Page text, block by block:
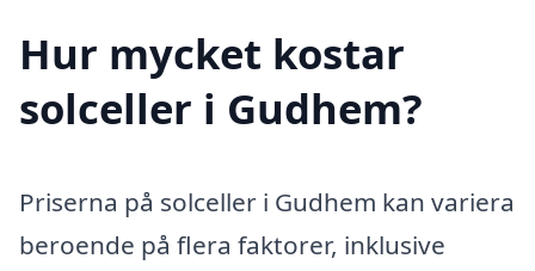
Hur mycket kostar
solceller i Gudhem?
Priserna på solceller i Gudhem kan variera
beroende på flera faktorer, inklusive